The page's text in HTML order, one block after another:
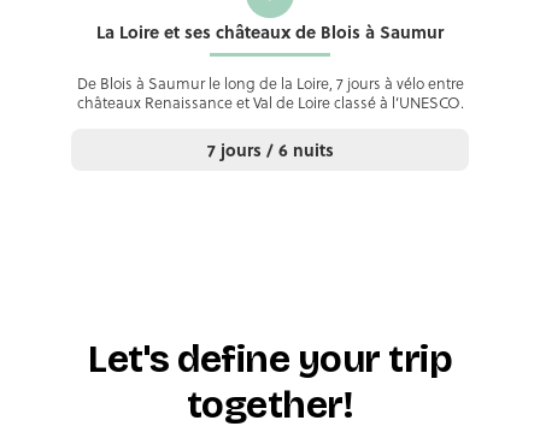
La Loire et ses châteaux de Blois à Saumur
De Blois à Saumur le long de la Loire, 7 jours à vélo entre
châteaux Renaissance et Val de Loire classé à l’UNESCO.
7 jours / 6 nuits
Let's define your trip
together!